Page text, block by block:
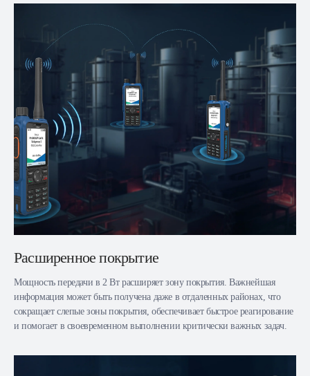
Расширенное покрытие
Мощность передачи в 2 Вт расширяет зону покрытия. Важнейшая
информация может быть получена даже в отдаленных районах, что
сокращает слепые зоны покрытия, обеспечивает быстрое реагирование
и помогает в своевременном выполнении критически важных задач.